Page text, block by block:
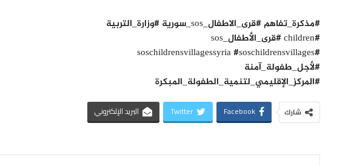
#مذكرة_تفاهم #قرى_الاطفال_sos_سورية #وزارة_التربية
#children #قرى_الأطفال_sos
#soschildrensvillagessyria #soschildrensvillages
#لأجل_طفولة_آمنة
#المركز_الإقليمي_لتنمية_الطفولة_المبكرة
شارك Facebook
Twitter البريد الإلكتروني